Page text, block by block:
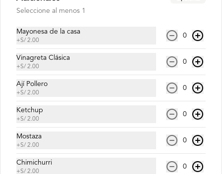
Conócenos
Seleccione al menos 1
Mayonesa de la casa
+S/ 2.00
0
Vinagreta Clásica
+S/ 2.00
0
Ají Pollero
+S/ 2.00
0
Ketchup
+S/ 2.00
0
Mostaza
+S/ 2.00
0
Chimichurri
+S/ 2.00
0